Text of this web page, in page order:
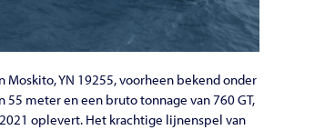
YN 19255, voorheen bekend onder
meter en een bruto tonnage van 760 GT,
oplevert. Het krachtige lijnenspel van